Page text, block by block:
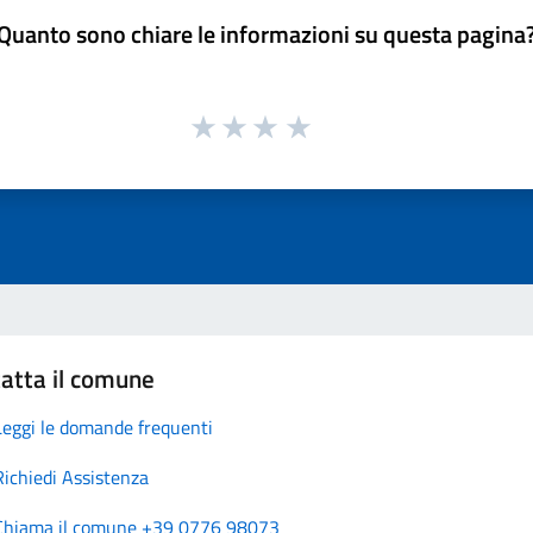
sono chiare le informazioni su questa
il comune
le domande frequenti
Assistenza
il comune +39 0776 98073